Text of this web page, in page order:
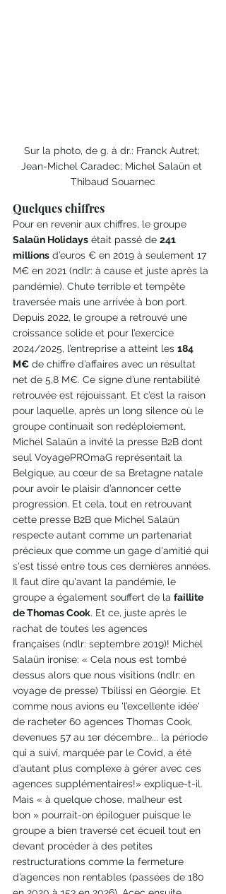
Sur la photo, de g. à dr.: Franck Autret;
Jean-Michel Caradec; Michel Salaün et
Thibaud Souarnec
Quelques chiffres
Pour en revenir aux chiffres, le groupe
Salaün Holidays était passé de 241
millions d’euros € en 2019 à seulement 17
M€ en 2021 (ndlr: à cause et juste après la
pandémie). Chute terrible et tempête
traversée mais une arrivée à bon port.
Depuis 2022, le groupe a retrouvé une
croissance solide et pour l’exercice
2024/2025, l’entreprise a atteint les 184
M€ de chiffre d’affaires avec un résultat
net de 5,8 M€. Ce signe d’une rentabilité
retrouvée est réjouissant. Et c’est la raison
pour laquelle, après un long silence où le
groupe continuait son redéploiement,
Michel Salaün a invité la presse B2B dont
seul VoyagePROmaG représentait la
Belgique, au cœur de sa Bretagne natale
pour avoir le plaisir d’annoncer cette
progression. Et cela, tout en retrouvant
cette presse B2B que Michel Salaün
respecte autant comme un partenariat
précieux que comme un gage d'amitié qui
s'est tissé entre tous ces dernières années.
Il faut dire qu'avant la pandémie, le
groupe a également souffert de la faillite
de Thomas Cook. Et ce, juste après le
rachat de toutes les agences
françaises (ndlr: septembre 2019)! Michel
Salaün ironise: « Cela nous est tombé
dessus alors que nous visitions (ndlr: en
voyage de presse) Tbilissi en Géorgie. Et
comme nous avions eu 'l’excellente idée'
de racheter 60 agences Thomas Cook,
devenues 57 au 1er décembre... la période
qui a suivi, marquée par le Covid, a été
d’autant plus complexe à gérer avec ces
agences supplémentaires!» explique-t-il.
Mais « à quelque chose, malheur est
bon » pourrait-on épiloguer puisque le
groupe a bien traversé cet écueil tout en
devant procéder à des petites
restructurations comme la fermeture
d’agences non rentables (passées de 180